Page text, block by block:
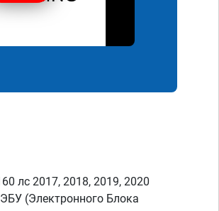
лс 2017, 2018, 2019, 2020
(Электронного Блока